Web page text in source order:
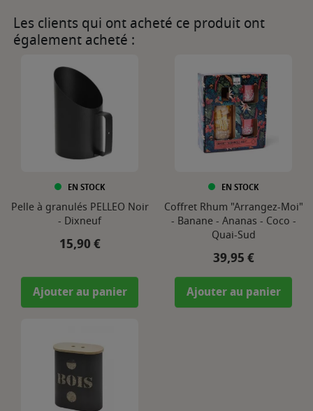
Les clients qui ont acheté ce produit ont
également acheté :
EN STOCK
Pelle à granulés PELLEO Noir
- Dixneuf
Prix
15,90 €
Ajouter au panier
EN STOCK
Coffret Rhum "Arrangez-Moi"
- Banane - Ananas - Coco -
Quai-Sud
Prix
39,95 €
Ajouter au panier